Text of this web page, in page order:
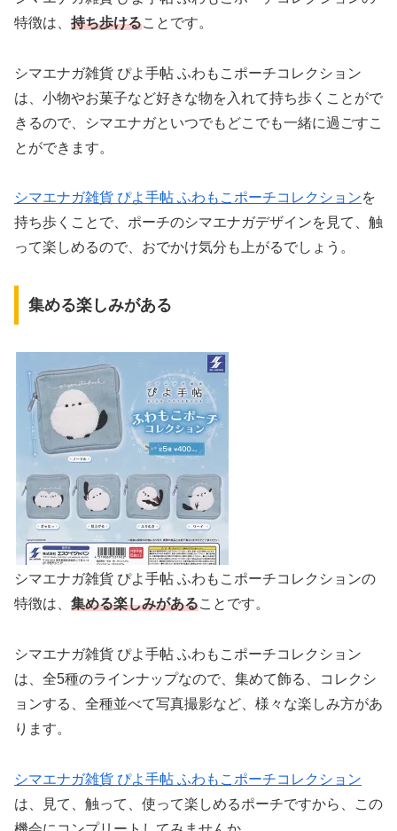
特徴は、 持ち歩けることです。
シマエナガ雑貨 ぴよ手帖 ふわもこポーチコレクション
は、小物やお菓子など好きな物を入れて持ち歩くことがで
きるので、シマエナガといつでもどこでも一緒に過ごすこ
とができます。
シマエナガ雑貨 ぴよ手帖 ふわもこポーチコレクションを
持ち歩くことで、ポーチのシマエナガデザインを見て、触
って楽しめるので、おでかけ気分も上がるでしょう。
集める楽しみがある
シマエナガ雑貨 ぴよ手帖 ふわもこポーチコレクションの
特徴は、 集める楽しみがあることです。
シマエナガ雑貨 ぴよ手帖 ふわもこポーチコレクション
は、全5種のラインナップなので、集めて飾る、コレクシ
ョンする、全種並べて写真撮影など、様々な楽しみ方があ
ります。
シマエナガ雑貨 ぴよ手帖 ふわもこポーチコレクション
は、見て、触って、使って楽しめるポーチですから、この